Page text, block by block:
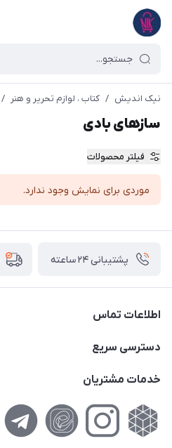
نیک اندیش / کتاب ، لوازم تحریر و هنر /
سازهای بادی
فیلتر محصولات
موردی برای نمایش وجود ندارد.
پشتیبانی ۲۴ ساعته
اطلاعات تماس
02177111474
کوچه گلریز 4 غربی ، پلاک 13
دسترسی سریع
حساب کاربری
لیست محصولات
خدمات مشتریان
راهنمای‌خرید‌آنلاین
حریم خصوصی